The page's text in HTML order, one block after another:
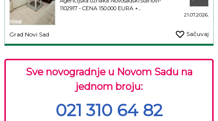
1102917 - CENA 150.000 EURA +...
21.07.2026.
Grad Novi Sad Sačuvaj
Sve novogradnje u Novom Sadu na
jednom broju:
021 310 64 82